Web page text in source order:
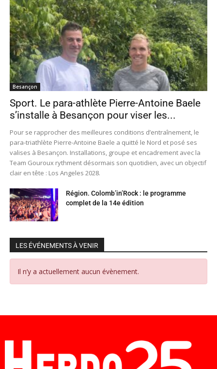
Besançon
Sport. Le para-athlète Pierre-Antoine Baele
s’installe à Besançon pour viser les...
Pour se rapprocher des meilleures conditions d’entraînement, le
para-triathlète Pierre-Antoine Baele a quitté le Nord et posé ses
valises à Besançon. Installations, groupe et encadrement avec la
Team Gouroux rythment désormais son quotidien, avec un objectif
clair en tête : Los Angeles 2028.
Région. Colomb’in’Rock : le programme
complet de la 14e édition
LES ÉVÉNEMENTS À VENIR
Il n’y a actuellement aucun évènement.